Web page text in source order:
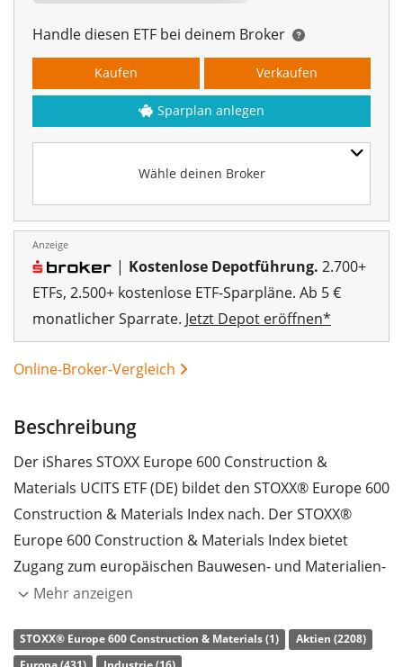
Handle diesen ETF bei deinem Broker
Wähle deinen Broker
Kaufen Verkaufen
Sparplan anlegen
Anzeige
| Kostenlose Depotführung. 2.700+
ETFs, 2.500+ kostenlose ETF-Sparpläne. Ab 5 €
monatlicher Sparrate. Jetzt Depot eröffnen*
Online-Broker-Vergleich
Beschreibung
Der iShares STOXX Europe 600 Construction &
Materials UCITS ETF (DE) bildet den STOXX® Europe 600
Construction & Materials Index nach. Der STOXX®
Europe 600 Construction & Materials Index bietet
Zugang zum europäischen Bauwesen- und Materialien-
Sektor.
DieTER(Gesamtkostenquote) des ETF liegt bei0,46%
p.a.. Der iShares STOXX Europe 600 Construction &
Mehr anzeigen
STOXX® Europe 600 Construction & Materials (1)
Aktien (2208)